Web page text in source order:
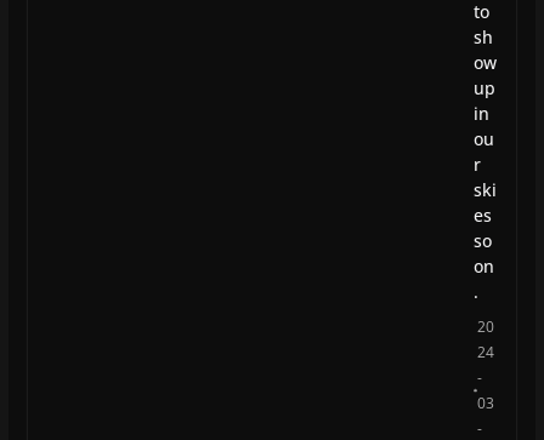
to
sh
ow
up
in
ou
r
ski
es
so
on
.
20
24
-
03
-